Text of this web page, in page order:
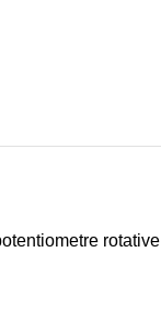
rotative